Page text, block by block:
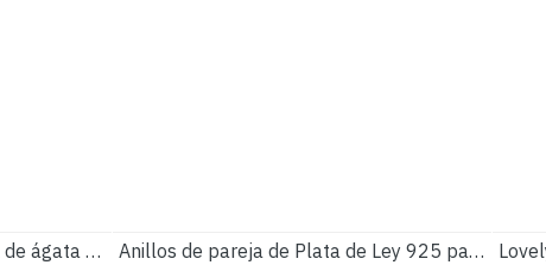
Anillo de plata 925 con piedra de ágata Natural para hombre, sortija de boda con diseño Simple y elegante, tres líneas, joyería fina
Anillos de pareja de Plata de Ley 925 para amantes, estilo clásico Simple para hombres y mujeres, joyería de compromiso, anillos de boda finos